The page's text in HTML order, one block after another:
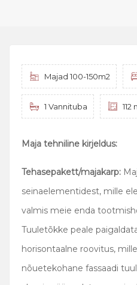
Majad 100-150m2
1 Vannituba 112
Maja tehniline kirjeldus:
Tehasepakett/majakarp:
seinaelementidest, mille
valmis meie enda
Tuuletõkke peale
horisontaalne roovitus,
nõuetekohane fassaadi